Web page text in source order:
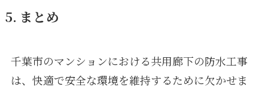
5. まとめ
千葉市のマンションにおける共用廊下の防水工事
は、快適で安全な環境を維持するために欠かせま